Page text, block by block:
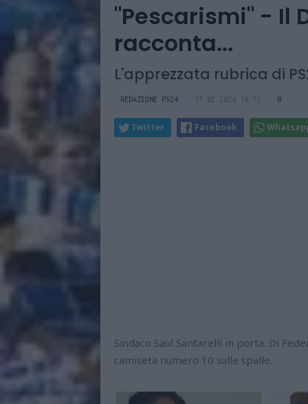
"Pescarismi" - Il
racconta...
L'apprezzata rubrica di
REDAZIONE PS24 17.02.2024 10:13 0
Twitter Facebook
Sindaco Saul Santarelli in porta. Di
camiseta numero 10 sulle spalle.